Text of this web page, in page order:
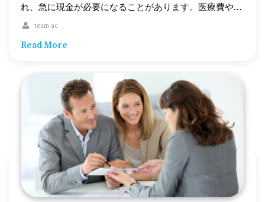
案されることがあります。 この手順を参考にして、コ
ンビニで現金ローンを賢く利用しましょう。
名します。 4. 資金の受領 – 契約が成立すると、退職者
は指定された金額を受け取ります。通常、数営業日以内
受け取る定期的な年金支払いからの控除を通じて行われ
いには、他の金融商品と同様にメリットとデメリットが
あります。これらをしっかり理解することが、適切な判
断につながります。 メリット 1. 迅速な資金調達 – 年金
現金前払いを利用すれば、緊急の支出に対応するため
に、短期間でまとまった資金を手に入れることができま
す。 2. 信用調査が不要 – 一部の年金現金前払いプロバ
イダーでは、信用調査を行わないため、信用スコアに関
係なく利用できることがあります。 3. 返済の予測可能
性 – 返済は年金支払いから自動的に行われるため、退職
れ、急に現金が必要になることがあります。医療費や車
の修理、住宅の緊急修理など、こうした突然の出費に対
在します。この記事では、審査なしローンの特徴やメリ
す。 審査なしローンとは？ 審査なしローンとは、申請
者の信用情報を精査せずに提供される融資のことです。
従来のローンでは、信用スコアや収入状況などを基に審
査が行われますが、審査なしローンではこれらの審査が
省略され、迅速な資金提供が可能です。このため、信用
履歴が少ない人や、従来のローンが利用できない人にと
って、緊急時の資金調達手段として有用です。 審査な
しローンの種類 1. ペイデイローン – 概要: 給料日までの
つなぎ資金として利用される短期ローンで、通常、借入
額は小額です。返済期限は2週間から1か月程度で、次の
team ac
Read More